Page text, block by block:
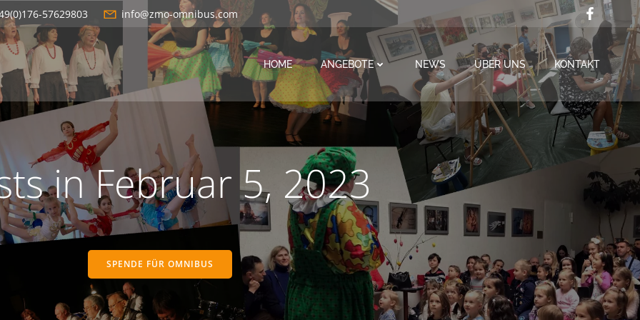
57629803 info@zmo-omnibus.com
HOME ANGEBOTE NEWS ÜBER UNS KONTAKT
in Februar 5, 2023
SPENDE FÜR OMNIBUS